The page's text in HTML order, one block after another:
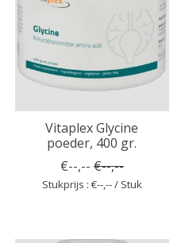
Vitaplex Glycine
poeder, 400 gr.
€--,-- €--,--
Stukprijs : €--,-- / Stuk